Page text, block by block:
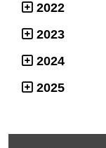
2022
2023
2024
2025